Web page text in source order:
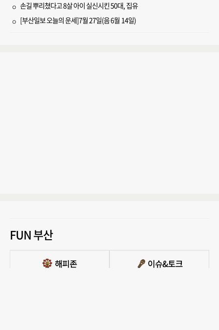
손길 뿌리쳤다고 8살 아이 실신시킨 50대, 집유
[부산일보 오늘의 운세]7월 27일(음 6월 14일)
FUN 부산